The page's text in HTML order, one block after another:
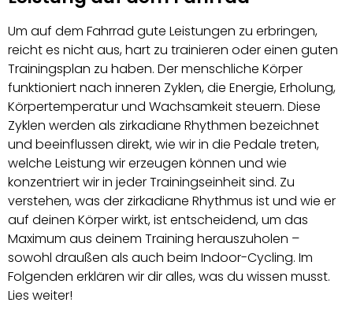
Um auf dem Fahrrad gute Leistungen zu erbringen,
reicht es nicht aus, hart zu trainieren oder einen guten
Trainingsplan zu haben. Der menschliche Körper
funktioniert nach inneren Zyklen, die Energie, Erholung,
Körpertemperatur und Wachsamkeit steuern. Diese
Zyklen werden als zirkadiane Rhythmen bezeichnet
und beeinflussen direkt, wie wir in die Pedale treten,
welche Leistung wir erzeugen können und wie
konzentriert wir in jeder Trainingseinheit sind. Zu
verstehen, was der zirkadiane Rhythmus ist und wie er
auf deinen Körper wirkt, ist entscheidend, um das
Maximum aus deinem Training herauszuholen –
sowohl draußen als auch beim Indoor-Cycling. Im
Folgenden erklären wir dir alles, was du wissen musst.
Lies weiter!